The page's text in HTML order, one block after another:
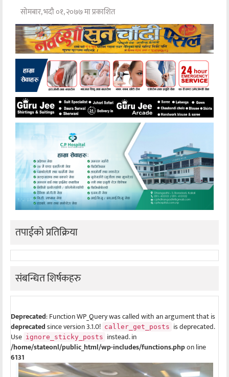
सोमबार, भदौ ०१, २०७७ मा प्रकाशित
तपाईको प्रतिक्रिया
संबन्धित शिर्षकहरु
Deprecated: Function WP_Query was called with an argument that is
deprecatedsince version 3.1.0! caller_get_posts is deprecated.
Use ignore_sticky_posts instead. in
/home/stateonl/public_html/wp-includes/functions.phpon line
6131